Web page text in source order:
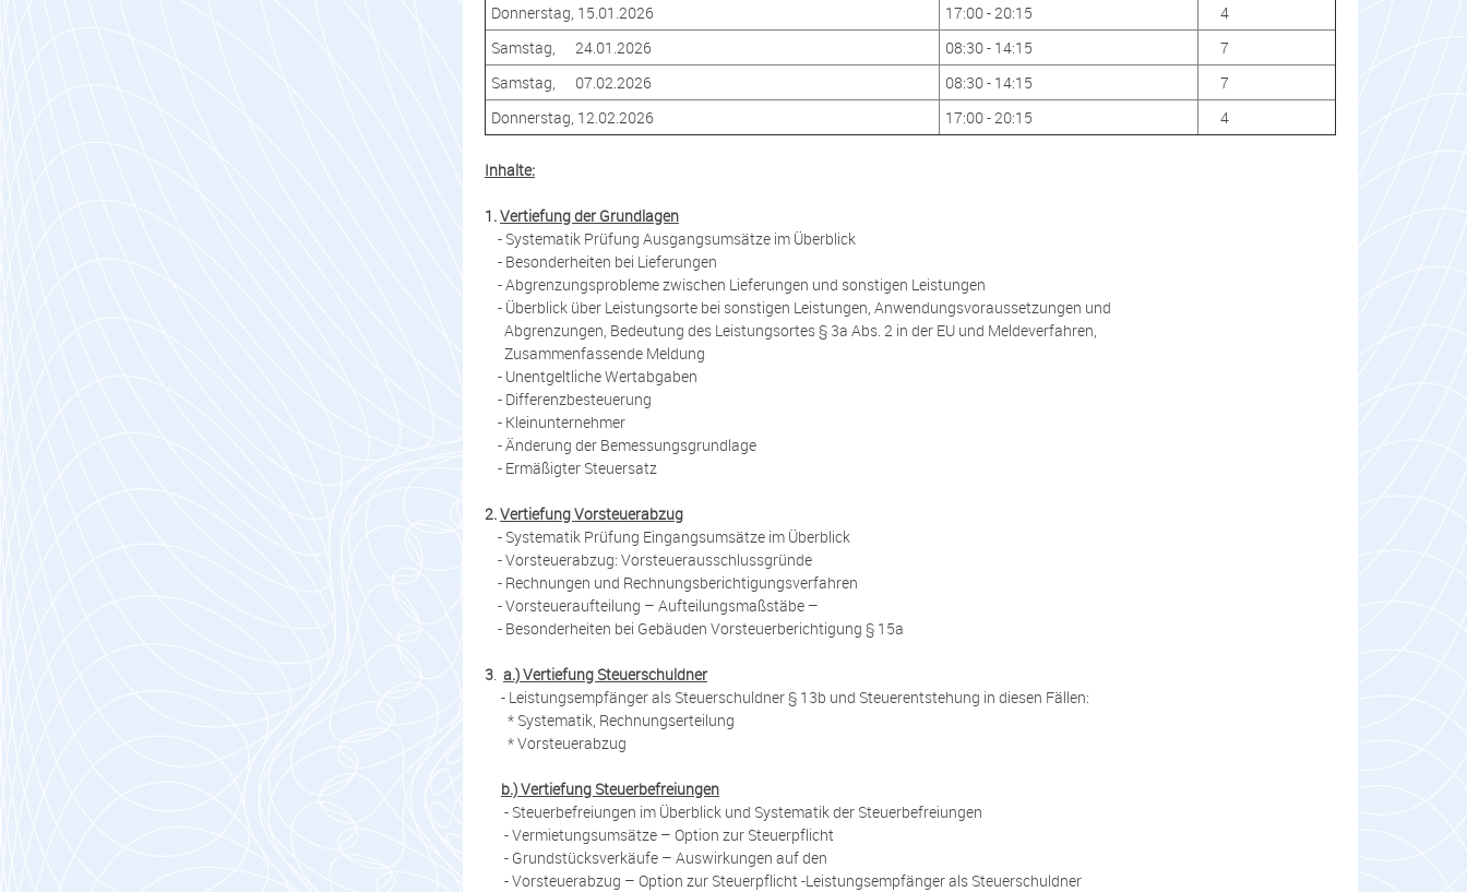
Donnerstag, 15.01.2026
17:00 - 20:15
4
Samstag, 24.01.2026
08:30 - 14:15
7
Samstag, 07.02.2026
08:30 - 14:15
7
Donnerstag, 12.02.2026
17:00 - 20:15 4
Inhalte:
1.Vertiefung der Grundlagen
- Systematik Prüfung Ausgangsumsätze im Überblick
- Besonderheiten bei Lieferungen
- Abgrenzungsprobleme zwischen Lieferungen und sonstigen Leistungen
- Überblick über Leistungsorte bei sonstigen Leistungen, Anwendungsvoraussetzungen und
Abgrenzungen, Bedeutung des Leistungsortes § 3a Abs. 2 in der EU und Meldeverfahren,
Zusammenfassende Meldung
- Unentgeltliche Wertabgaben
- Differenzbesteuerung
- Kleinunternehmer
- Änderung der Bemessungsgrundlage
- Ermäßigter Steuersatz
2.Vertiefung Vorsteuerabzug
- Systematik Prüfung Eingangsumsätze im Überblick
- Vorsteuerabzug: Vorsteuerausschlussgründe
- Rechnungen und Rechnungsberichtigungsverfahren
- Vorsteueraufteilung – Aufteilungsmaßstäbe –
- Besonderheiten bei Gebäuden Vorsteuerberichtigung § 15a
3 a.) Vertiefung Steuerschuldner
- Leistungsempfänger als Steuerschuldner § 13b und Steuerentstehung in diesen Fällen:
* Systematik, Rechnungserteilung
* Vorsteuerabzug
b.)Vertiefung Steuerbefreiungen
- Steuerbefreiungen im Überblick und Systematik der Steuerbefreiungen
- Vermietungsumsätze – Option zur Steuerpflicht
- Grundstücksverkäufe – Auswirkungen auf den
- Vorsteuerabzug – Option zur Steuerpflicht -Leistungsempfänger als Steuerschuldner